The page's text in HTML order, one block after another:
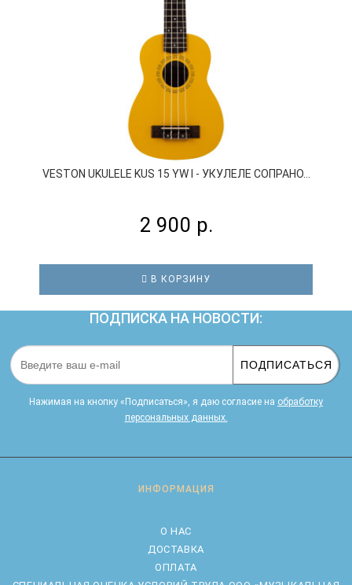
VESTON UKULELE KUS 15 YW I - УКУЛЕЛЕ СОПРАНО...
2 900 р.
В КОРЗИНУ
ПОДПИСКА НА НОВОСТИ:
ПОДПИСАТЬСЯ
Нажимая на кнопку «Подписаться», я даю cогласие на обработку
персональных данных.
ИНФОРМАЦИЯ
О НАС
ДОСТАВКА
ОПЛАТА